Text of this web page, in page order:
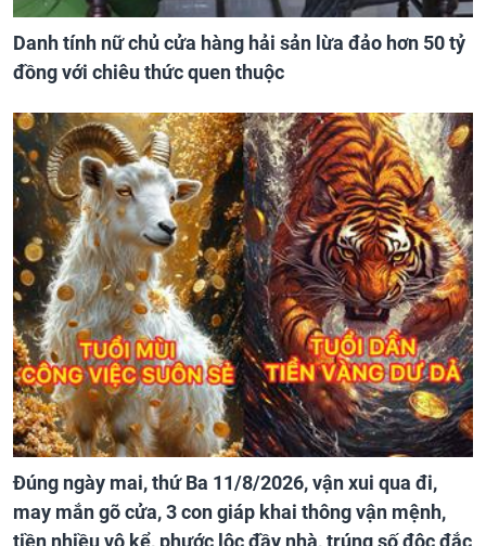
Danh tính nữ chủ cửa hàng hải sản lừa đảo hơn 50 tỷ
đồng với chiêu thức quen thuộc
Đúng ngày mai, thứ Ba 11/8/2026, vận xui qua đi,
may mắn gõ cửa, 3 con giáp khai thông vận mệnh,